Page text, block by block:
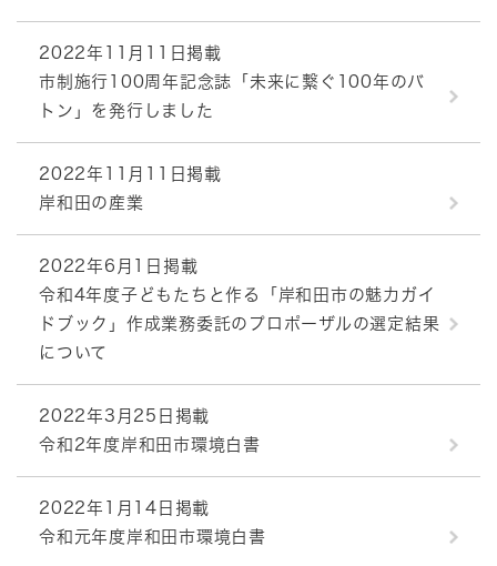
2022年11月11日掲載
市制施行100周年記念誌「未来に繋ぐ100年のバ
トン」を発行しました
2022年11月11日掲載
岸和田の産業
2022年6月1日掲載
令和4年度子どもたちと作る「岸和田市の魅力ガイ
ドブック」作成業務委託のプロポーザルの選定結果
について
2022年3月25日掲載
令和2年度岸和田市環境白書
2022年1月14日掲載
令和元年度岸和田市環境白書